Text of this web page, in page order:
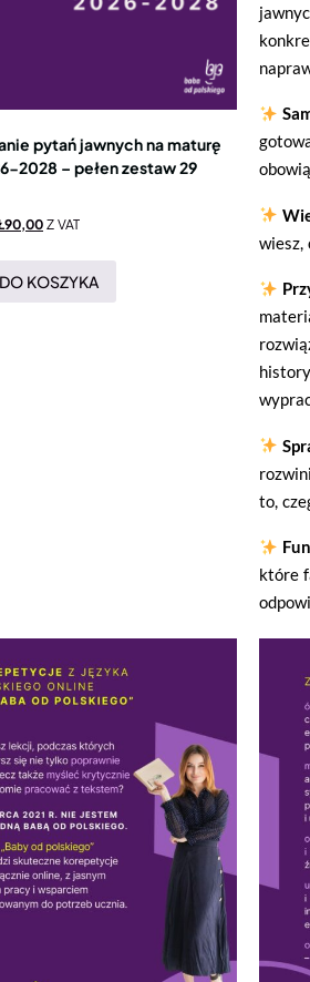
pytań jawnych na maturę
2028 – pełen zestaw 29
90,00 Z VAT
KOSZYKA
wiesz,
to,
które